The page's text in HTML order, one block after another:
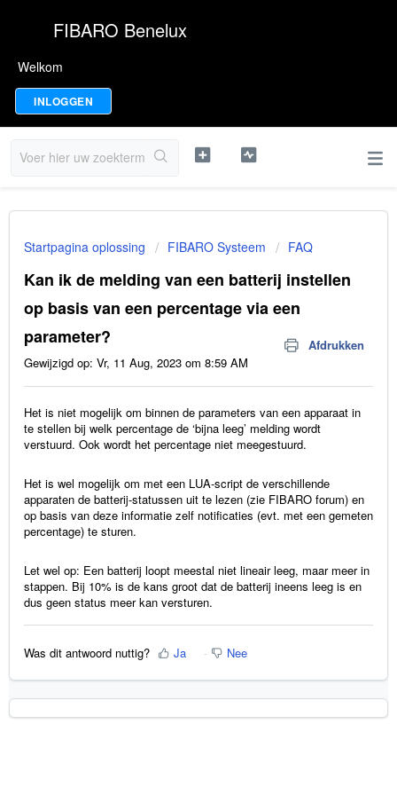
FIBARO Benelux
Welkom
INLOGGEN
Startpagina oplossing FIBARO Systeem FAQ
Kan ik de melding van een batterij instellen
op basis van een percentage via een
parameter?
Afdrukken
Gewijzigd op: Vr, 11 Aug, 2023 om 8:59 AM
Het is niet mogelijk om binnen de parameters van een apparaat in
te stellen bij welk percentage de ‘bijna leeg’ melding wordt
verstuurd. Ook wordt het percentage niet meegestuurd.
Het is wel mogelijk om met een LUA-script de verschillende
apparaten de batterij-statussen uit te lezen (zie FIBARO forum) en
op basis van deze informatie zelf notificaties (evt. met een gemeten
percentage) te sturen.
Let wel op: Een batterij loopt meestal niet lineair leeg, maar meer in
stappen. Bij 10% is de kans groot dat de batterij ineens leeg is en
dus geen status meer kan versturen.
Was dit antwoord nuttig? Ja Nee